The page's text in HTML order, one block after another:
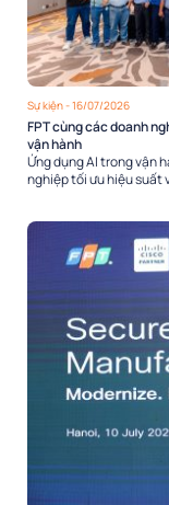
Sự kiện- 16/07/2026
FPT cùng các doanh
vận hành
Ứng dụng AI trong vận
nghiệp tối ưu hiệu suất